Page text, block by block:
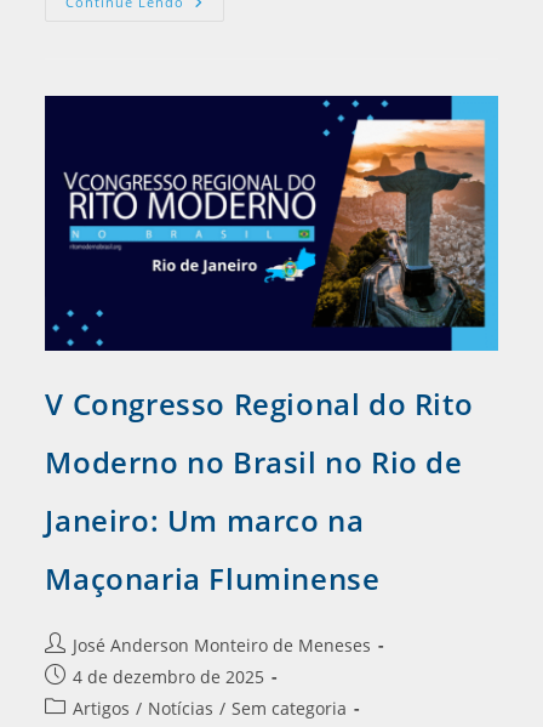
V Congresso Regional do Rito
Moderno no Brasil no Rio de
Janeiro: Um marco na
Maçonaria Fluminense
José Anderson Monteiro de Meneses
4 de dezembro de 2025
Artigos / Notícias / Sem categoria